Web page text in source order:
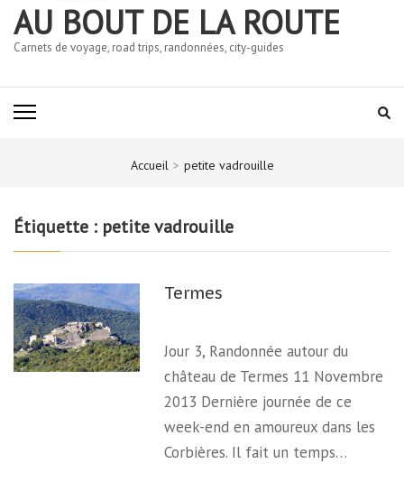
AU BOUT DE LA ROUTE
Carnets de voyage, road trips, randonnées, city-guides
Accueil > petite vadrouille
Étiquette : petite vadrouille
Termes
Jour 3, Randonnée autour du
château de Termes 11 Novembre
2013 Dernière journée de ce
week-end en amoureux dans les
Corbières. Il fait un temps…